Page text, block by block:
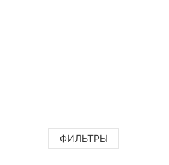
ФИЛЬТРЫ